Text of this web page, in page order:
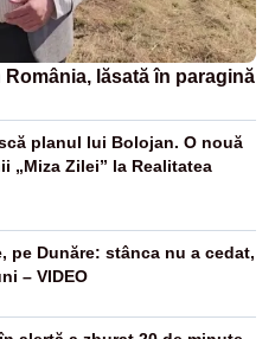
lăsată în paragină
planul lui Bolojan. O nouă
„Miza Zilei” la Realitatea
pe Dunăre: stânca nu a cedat,
– VIDEO